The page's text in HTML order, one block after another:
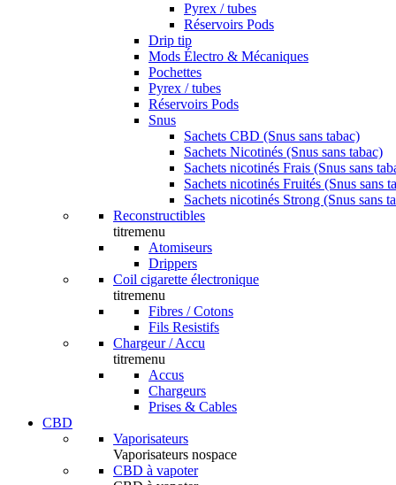
Pyrex / tubes
Réservoirs Pods
Drip tip
Mods Électro & Mécaniques
Pochettes
Pyrex / tubes
Réservoirs Pods
Snus
Sachets CBD (Snus sans tabac)
Sachets Nicotinés (Snus sans tabac)
Sachets nicotinés Frais (Snus sans
Sachets nicotinés Fruités (Snus sans
Sachets nicotinés Strong (Snus sans
Reconstructibles
titremenu
Atomiseurs
Drippers
Coil cigarette électronique
titremenu
Fibres / Cotons
Fils Resistifs
Chargeur / Accu
titremenu
Accus
Chargeurs
Prises & Cables
CBD
Vaporisateurs
Vaporisateurs nospace
CBD à vapoter